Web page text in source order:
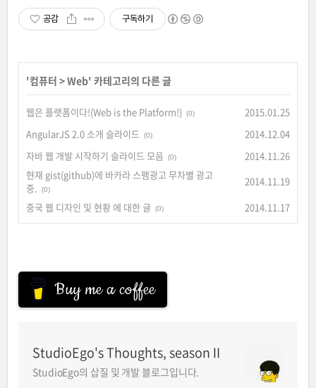
공감 구독하기
'컴퓨터 >Web' 카테고리의 다른 글
웹은 플랫폼이다!(Web is the Platform!) (0)
2015.01.25
AngularJS 2.0 소개 슬라이드
(0)
2014.12.04
자바 웹 개발 시작하기 슬라이드 모음
(0)
2014.11.26
현재 gist(github)에 바카라 스팸광고 무차별 광고
중.
(0)
2014.11.19
중국 웹 디자인 및 현황 에 대한 글 (0) 2014.11.17
Buy me a coffee
StudioEgo's Thoughts, seasonⅡ
StudioEgo의 삽질 및 개발 블로그입니다.